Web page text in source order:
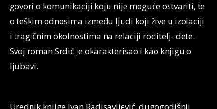
govori o komunikaciji koju nije moguće ostvariti, te
o teškim odnosima između ljudi koji žive u izolaciji
i tragičnim okolnostima na relaciji roditelj- dete.
Svoj roman Srdić je okarakterisao i kao knjigu o
ljubavi.
Urednik knjige Ivan Radisavljević, dugogodišnji